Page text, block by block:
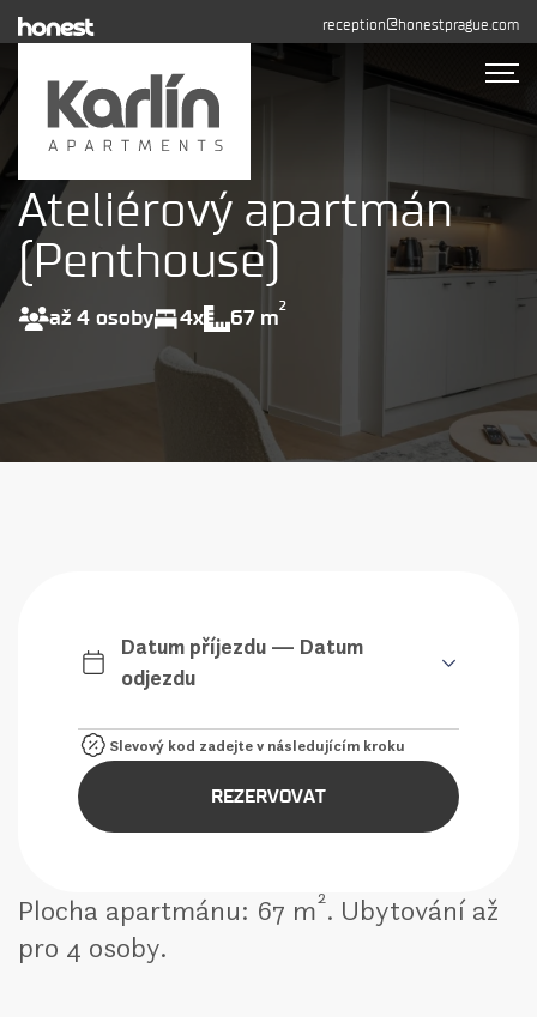
reception@honestprague.com
Ubytování
Fotogalerie
Dlouhodobý pronájem
Kontakty
Ateliérový apartmán
(Penthouse)
až 4 osoby 4x 67 m
2
Plocha apartmánu: 67 m2. Ubytování až
pro 4 osoby.
Datum příjezdu — Datum
odjezdu
REZERVOVAT